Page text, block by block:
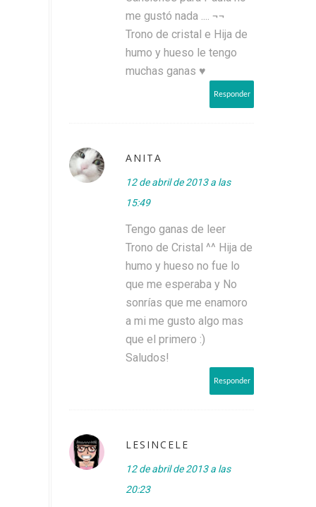
me gustó nada .... ¬¬
Trono de cristal e Hija de
humo y hueso le tengo
muchas ganas ♥
Responder
ANITA
12 de abril de 2013 a las
15:49
Tengo ganas de leer
Trono de Cristal ^^ Hija de
humo y hueso no fue lo
que me esperaba y No
sonrías que me enamoro
a mi me gusto algo mas
que el primero :)
Saludos!
Responder
LESINCELE
12 de abril de 2013 a las
20:23